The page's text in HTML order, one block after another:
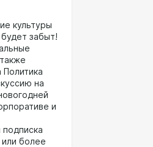
культуры
забыт!
на
и
более